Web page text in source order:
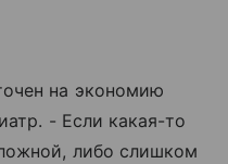
на экономию
- Если какая-то
либо слишком